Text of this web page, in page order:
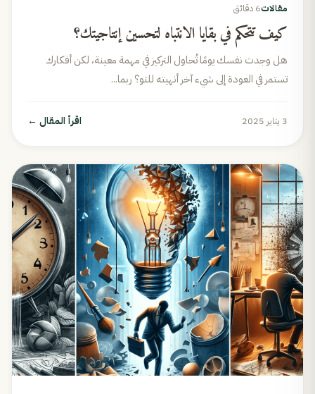
مقالات6 دقائق
كيف تتحكم في بقايا الانتباه لتحسين إنتاجيتك؟
هل وجدت نفسك يومًا تُحاول التركيز في مهمة معينة، لكن أفكارك
تستمر في العودة إلى شيء آخر أنهيته للتو؟ ربما...
3 يناير 2025 اقرأ المقال ←